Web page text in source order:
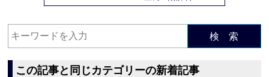
検 索
この記事と同じカテゴリーの新着記事